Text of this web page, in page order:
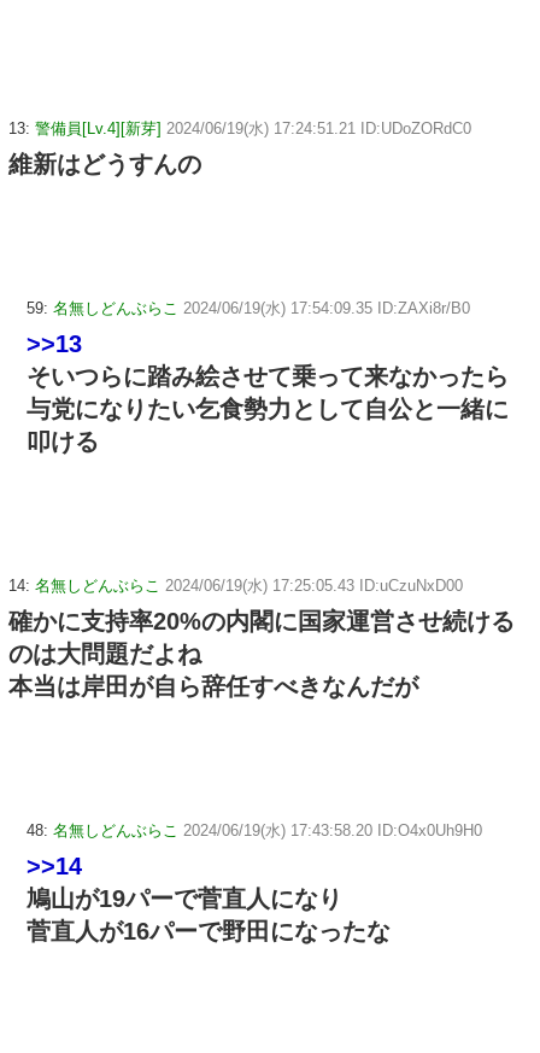
13: 警備員[Lv.4][新芽] 2024/06/19(水) 17:24:51.21 ID:UDoZORdC0
維新はどうすんの
59: 名無しどんぶらこ 2024/06/19(水) 17:54:09.35 ID:ZAXi8r/B0
>>13
そいつらに踏み絵させて乗って来なかったら
与党になりたい乞食勢力として自公と一緒に
叩ける
14: 名無しどんぶらこ 2024/06/19(水) 17:25:05.43 ID:uCzuNxD00
確かに支持率20%の内閣に国家運営させ続ける
のは大問題だよね
本当は岸田が自ら辞任すべきなんだが
48: 名無しどんぶらこ 2024/06/19(水) 17:43:58.20 ID:O4x0Uh9H0
>>14
鳩山が19パーで菅直人になり
菅直人が16パーで野田になったな